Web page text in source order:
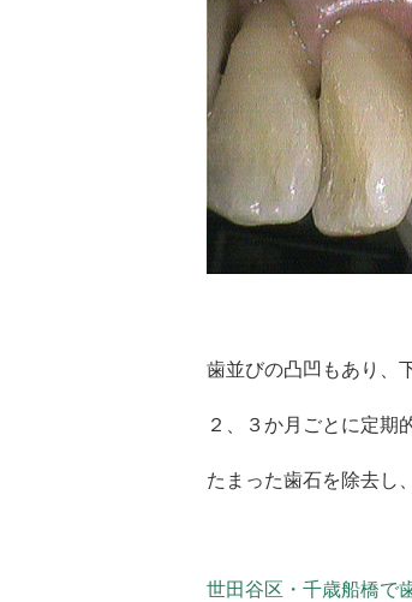
歯並びの凸凹もあり、
２、３か月ごとに定期
たまった歯石を除去し
世田谷区・千歳船橋で